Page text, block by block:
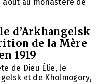
août au monastère de
d’Arkhangelsk
de la Mère
1919
de Dieu Élie, le
et de Kholmogory,